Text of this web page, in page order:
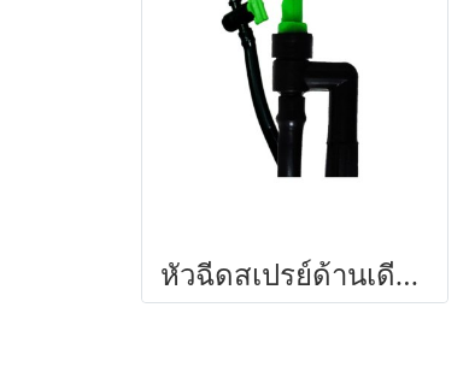
หัวฉีดสเปรย์ด้านเดียว เจ็ทยาว พร้อมขาปักและวาล์ว ขนาด 30 ซม. รุ่น 3375-V ไชโย